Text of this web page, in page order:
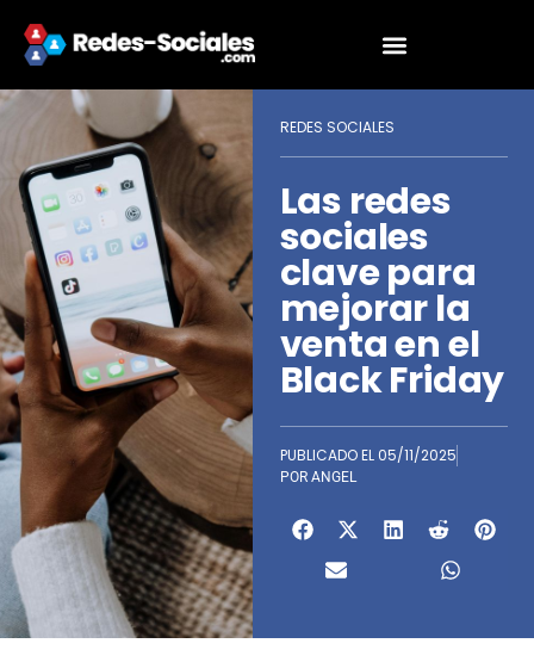
REDES SOCIALES
Las redes
sociales
clave para
mejorar la
venta en el
Black Friday
PUBLICADO EL 05/11/2025
POR ANGEL